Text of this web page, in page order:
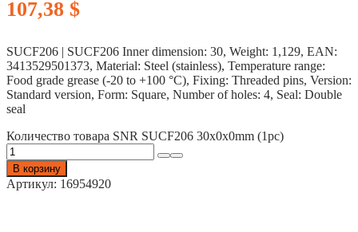
107,38 $
SUCF206 | SUCF206 Inner dimension: 30, Weight: 1,129, EAN:
3413529501373, Material: Steel (stainless), Temperature range:
Food grade grease (-20 to +100 °C), Fixing: Threaded pins, Version:
Standard version, Form: Square, Number of holes: 4, Seal: Double
seal
Количество товара SNR SUCF206 30x0x0mm (1pc)
В корзину
Артикул: 16954920